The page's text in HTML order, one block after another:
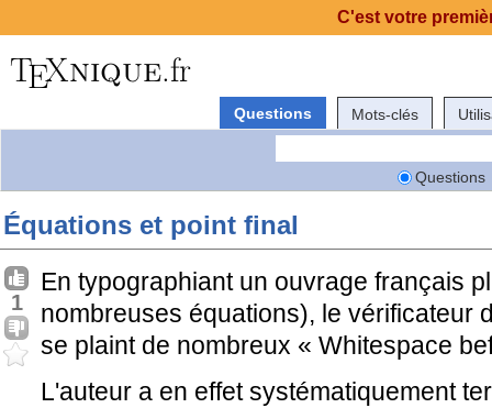
Questions Mots-clés
Questions
Équations et point final
1
En typographiant un ouvrage français
nombreuses équations), le vérificateur
se plaint de nombreux « Whitespace
L'auteur a en effet systématiquement
C'est votre